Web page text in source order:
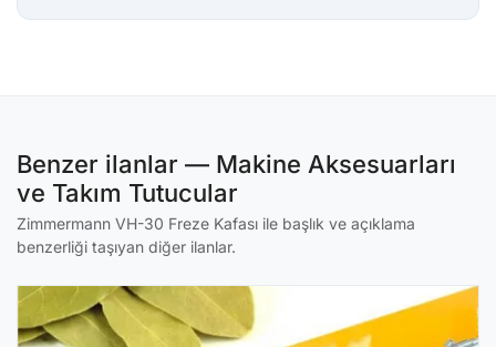
Benzer ilanlar — Makine Aksesuarları
ve Takım Tutucular
Zimmermann VH-30 Freze Kafası ile başlık ve açıklama
benzerliği taşıyan diğer ilanlar.